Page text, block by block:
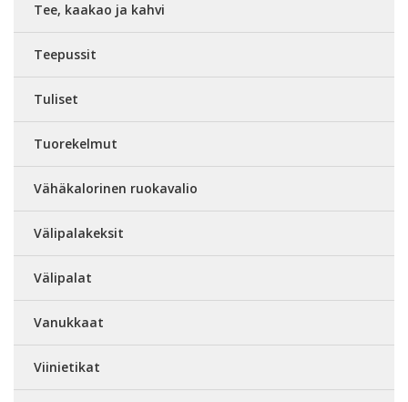
Tee, kaakao ja kahvi
Teepussit
Tuliset
Tuorekelmut
Vähäkalorinen ruokavalio
Välipalakeksit
Välipalat
Vanukkaat
Viinietikat